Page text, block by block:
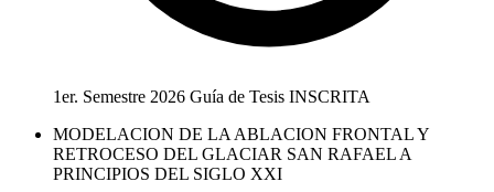
1er. Semestre 2026 Guía de Tesis INSCRITA
MODELACION DE LA ABLACION FRONTAL Y
RETROCESO DEL GLACIAR SAN RAFAEL A
PRINCIPIOS DEL SIGLO XXI